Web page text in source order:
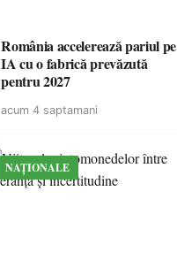
România accelerează pariul pe
IA cu o fabrică prevăzută
pentru 2027
acum 4 saptamani
NAȚIONALE